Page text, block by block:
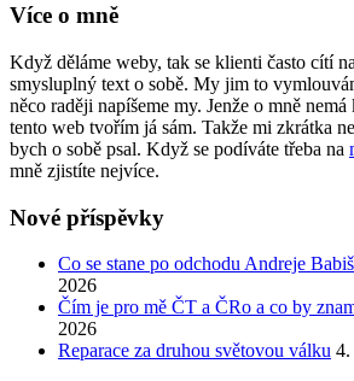
Více o mně
Když děláme weby, tak se klienti často cítí
smysluplný text o sobě. My jim to
něco raději napíšeme my. Jenže o mně
tento web tvořím já sám. Takže mi zkrátka
bych o sobě psal. Když se podíváte třeba na
mně zjistíte nejvíce.
Nové příspěvky
Co se stane po odchodu Andreje
2026
Čím je pro mě ČT a ČRo a co by
2026
Reparace za druhou světovou válku 4.